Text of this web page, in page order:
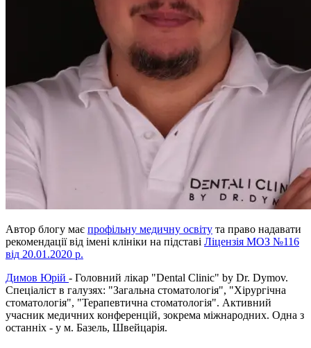
Автор блогу має профільну медичну освіту та право надавати
рекомендації від імені клініки на підставі Ліцензія МОЗ №116
від 20.01.2020 р.
Димов Юрій - Головний лікар "Dental Clinic" by Dr. Dymov.
Спеціаліст в галузях: "Загальна стоматологія", "Хірургічна
стоматологія", "Терапевтична стоматологія". Активний
учасник медичних конференцій, зокрема міжнародних. Одна з
останніх - у м. Базель, Швейцарія.